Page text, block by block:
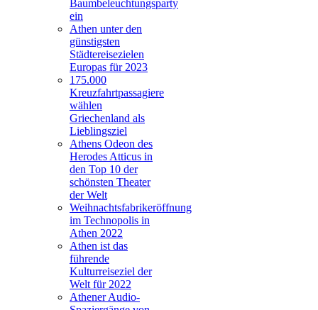
Baumbeleuchtungsparty
ein
Athen unter den
günstigsten
Städtereisezielen
Europas für 2023
175.000
Kreuzfahrtpassagiere
wählen
Griechenland als
Lieblingsziel
Athens Odeon des
Herodes Atticus in
den Top 10 der
schönsten Theater
der Welt
Weihnachtsfabrikeröffnung
im Technopolis in
Athen 2022
Athen ist das
führende
Kulturreiseziel der
Welt für 2022
Athener Audio-